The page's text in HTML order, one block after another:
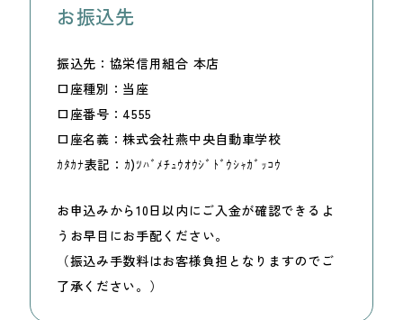
お振込先
振込先
協栄信用組合 本店
口座種別
当座
口座番号
4555
口座名義
株式会社燕中央自動車学校
ｶﾀｶﾅ表記
ｶ)ﾂﾊﾞﾒﾁｭｳｵｳｼﾞﾄﾞｳｼｬｶﾞｯｺｳ
お申込みから10日以内にご入金が確認できるよ
うお早目にお手配ください。
（振込み手数料はお客様負担となりますのでご
了承ください。）